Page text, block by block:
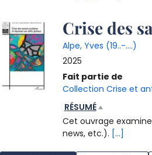
Détail
document
Crise des
Alpe, Yves (19..-....)
2025
Fait partie de
Collection Crise et
RÉSUMÉ
Cet ouvrage
news, etc.). [...]